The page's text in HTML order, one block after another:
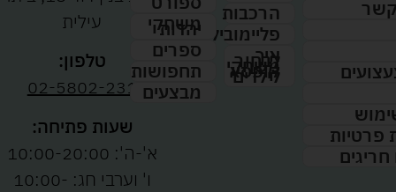
קשר
פרטיות
חריגים
הרכבות
פליימוביל
איך
לבחור
משחקי
קופסא
לילדים
משחקי
יהדות
ספרים
תחפושות
מבצעים
עילית
טלפון:
02-5802-231
שעות פתיחה:
א'-ה': 10:00-20:00
ו' וערבי חג: 10:00-